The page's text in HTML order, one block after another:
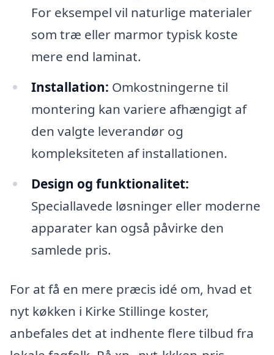
For eksempel vil naturlige materialer
som træ eller marmor typisk koste
mere end laminat.
Installation: Omkostningerne til
montering kan variere afhængigt af
den valgte leverandør og
kompleksiteten af installationen.
Design og funktionalitet:
Speciallavede løsninger eller moderne
apparater kan også påvirke den
samlede pris.
For at få en mere præcis idé om, hvad et
nyt køkken i Kirke Stillinge koster,
anbefales det at indhente flere tilbud fra